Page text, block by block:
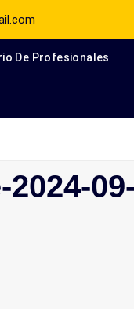
De Profesionales